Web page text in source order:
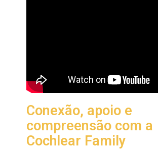
Conexão, apoio e
compreensão com a
Cochlear Family